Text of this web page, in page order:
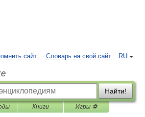
RU
сайт Словарь на свой сайт
Найти!
Книги Игры ⚽